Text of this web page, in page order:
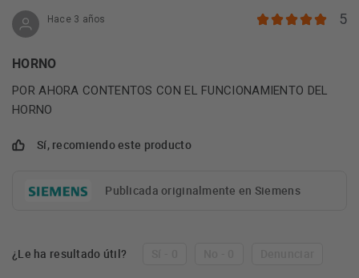
Hace 3 años 5
HORNO
POR AHORA CONTENTOS CON EL FUNCIONAMIENTO DEL
HORNO
Sí, recomiendo este producto
Publicada originalmente en Siemens
¿Le ha resultado útil?